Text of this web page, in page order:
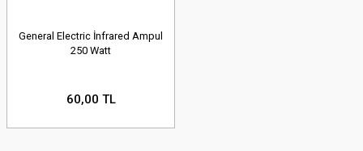
General Electric İnfrared Ampul
250 Watt
60,00 TL